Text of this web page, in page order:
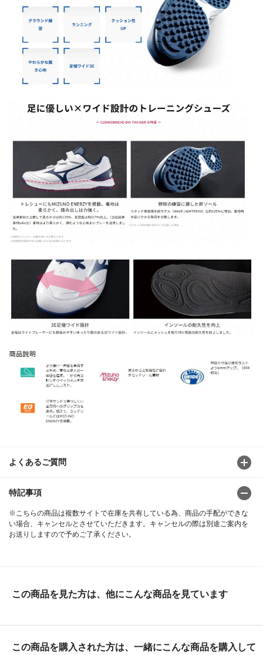
よくあるご質問
特記事項
※こちらの商品は複数サイトで在庫を共有している為、商品の手配ができな
い場合、キャンセルとさせていただきます。キャンセルの際は別途ご案内を
お送りしますので予めご了承ください。
この商品を見た方は、他にこんな商品を見ています
この商品を購入された方は、一緒にこんな商品を購入して